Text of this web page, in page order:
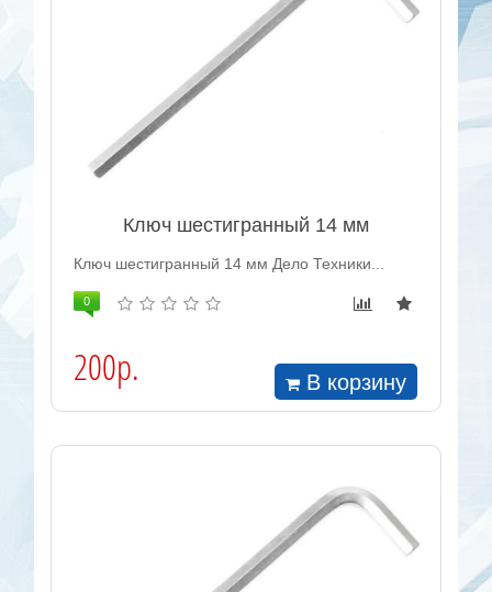
Ключ шестигранный 14 мм
Ключ шестигранный 14 мм Дело Техники...
0
200р. В корзину